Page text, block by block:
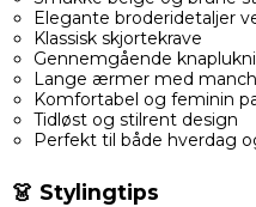
Elegante broderidetaljer
Klassisk skjortekrave
Gennemgående
Lange ærmer med
Komfortabel og feminin
Tidløst og stilrent design
Perfekt til både hverdag
👗 Stylingtips